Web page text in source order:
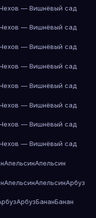
— Вишнёвый сад
— Вишнёвый сад
— Вишнёвый сад
— Вишнёвый сад
— Вишнёвый сад
— Вишнёвый сад
— Вишнёвый сад
— Вишнёвый сад
АпельсинАпельсин
АпельсинАпельсинАрбуз
АрбузБананБанан